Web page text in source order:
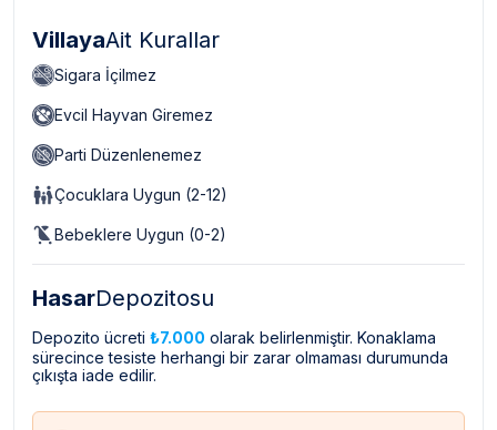
VillayaAit Kurallar
Sigara İçilmez
Evcil Hayvan Giremez
Parti Düzenlenemez
Çocuklara Uygun (2-12)
Bebeklere Uygun (0-2)
HasarDepozitosu
Depozito ücreti ₺7.000 olarak belirlenmiştir. Konaklama
sürecince tesiste herhangi bir zarar olmaması durumunda
çıkışta iade edilir.